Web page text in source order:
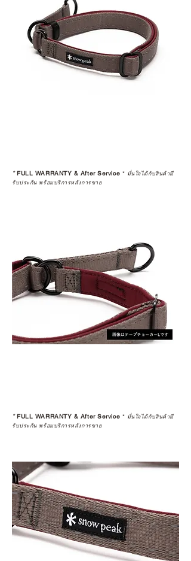
*FULL WARRANTY & After Service * มั่นใจได้กับสินค้ามี
รับประกัน พร้อมบริการหลังการขาย
*FULL WARRANTY & After Service * มั่นใจได้กับสินค้ามี
รับประกัน พร้อมบริการหลังการขาย